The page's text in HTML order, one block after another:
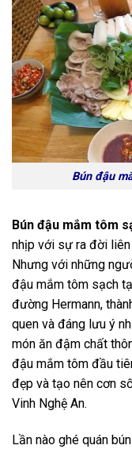
Bún đậu
Bún đậu mắm tôm
nhịp với sự ra đời liên
Nhưng với những
đậu mắm tôm sạch
đường Hermann,
quen và đáng lưu ý
món ăn đậm chất
đậu mắm tôm đầu
đẹp và tạo nên cơn
Vinh Nghệ An.
Lần nào ghé quán